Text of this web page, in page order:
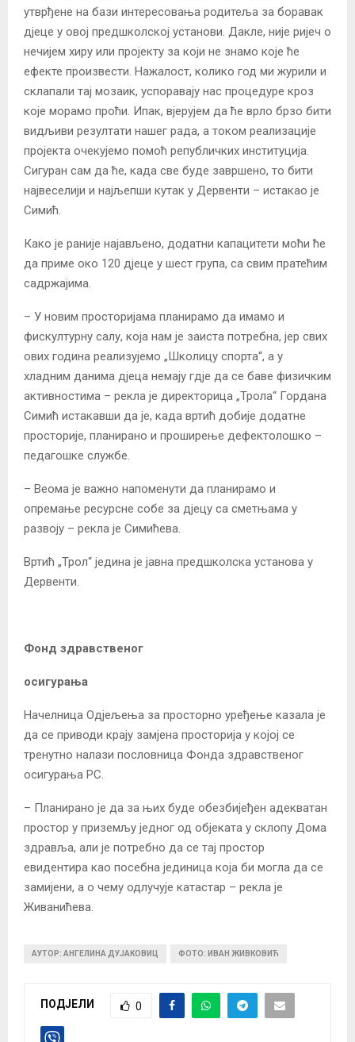
утврђене на бази интересовања родитеља за боравак
дјеце у овој предшколској установи. Дакле, није ријеч о
нечијем хиру или пројекту за који не знамо које ће
ефекте произвести. Нажалост, колико год ми журили и
склапали тај мозаик, успоравају нас процедуре кроз
које морамо проћи. Ипак, вјерујем да ће врло брзо бити
видљиви резултати нашег рада, а током реализације
пројекта очекујемо помоћ републичких институција.
Сигуран сам да ће, када све буде завршено, то бити
највеселији и најљепши кутак у Дервенти – истакао је
Симић.
Како је раније најављено, додатни капацитети моћи ће
да приме око 120 дјеце у шест група, са свим пратећим
садржајима.
– У новим просторијама планирамо да имамо и
фискултурну салу, која нам је заиста потребна, јер свих
ових година реализујемо „Школицу спорта“, а у
хладним данима дјеца немају гдје да се баве физичким
активностима – рекла је директорица „Трола“ Гордана
Симић истакавши да је, када вртић добије додатне
просторије, планирано и проширење дефектолошко –
педагошке службе.
– Веома је важно напоменути да планирамо и
опремање ресурсне собе за дјецу са сметњама у
развоју – рекла је Симићева.
Вртић „Трол“ једина је јавна предшколска установа у
Дервенти.
Фонд здравственог
осигурања
Начелница Одјељења за просторно уређење казала је
да се приводи крају замјена просторија у којој се
тренутно налази пословница Фонда здравственог
осигурања РС.
– Планирано је да за њих буде обезбијеђен адекватан
простор у приземљу једног од објеката у склопу Дома
здравља, али је потребно да се тај простор
евидентира као посебна јединица која би могла да се
замијени, а о чему одлучује катастар – рекла је
Живанићева.
АУТОР: АНГЕЛИНА ДУЈАКОВИЦ ФОТО: ИВАН ЖИВКОВИЋ
ПОДЈЕЛИ 0